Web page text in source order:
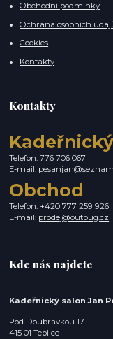
Obchodní podmínky
Ochrana osobních
Cookies
Kontakty
Kontakty
Telefon: 776 706 067
E-mail:
Obchod
Telefon: +420 777 259 926
E-mail: prodej@outbug.cz
Kde nás najdete
Kadeřnický salon Jan
Pod Doubravkou 17
415 01 Teplice